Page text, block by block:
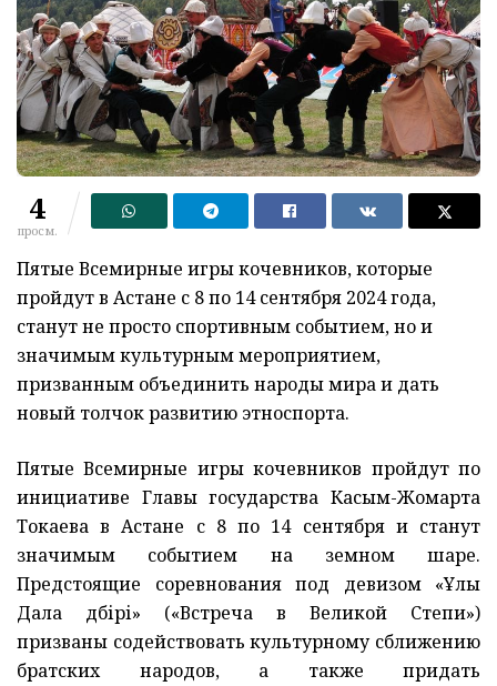
4
просм.
Пятые Всемирные игры кочевников, которые
пройдут в Астане с 8 по 14 сентября 2024 года,
станут не просто спортивным событием, но и
значимым культурным мероприятием,
призванным объединить народы мира и дать
новый толчок развитию этноспорта.
Пятые Всемирные игры кочевников пройдут по
инициативе Главы государства Касым-Жомарта
Токаева в Астане с 8 по 14 сентября и станут
значимым событием на земном шаре.
Предстоящие соревнования под девизом «Ұлы
Дала дүбірі» («Встреча в Великой Степи»)
призваны содействовать культурному сближению
братских народов, а также придать